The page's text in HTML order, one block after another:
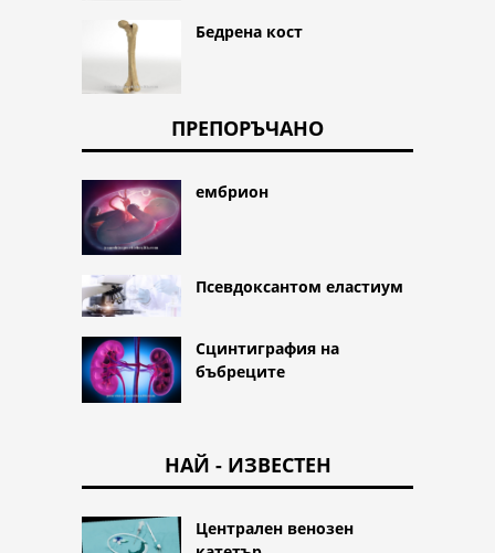
Бедрена кост
ПРЕПОРЪЧАНО
ембрион
Псевдоксантом еластиум
Сцинтиграфия на
бъбреците
НАЙ - ИЗВЕСТЕН
Централен венозен